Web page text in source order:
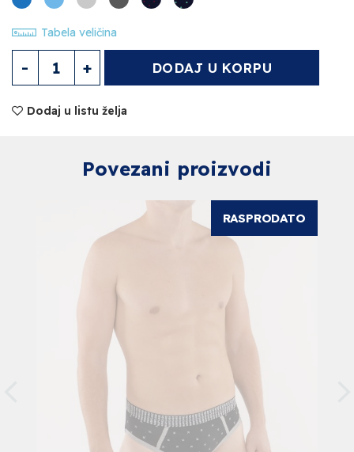
Tabela veličina
DODAJ U KORPU
Dodaj u listu želja
Povezani proizvodi
RASPRODATO